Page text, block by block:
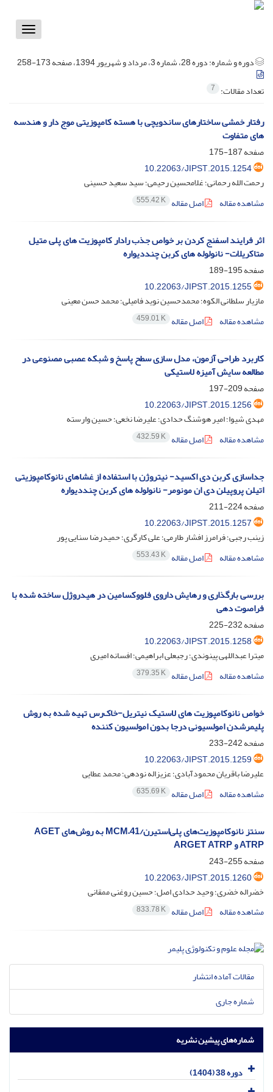
Toggle
دوره و شماره:دوره 28، شماره 3، مرداد و شهریور 1394، صفحه 173-258
تعداد مقالات: 7
رفتار خمشی ساختارهای ساندویچی با هسته کامپوزیتی موج دار و هندسه
های متفاوت
صفحه187-175
10.22063/JIPST.2015.1254
رحمت الله رحمانی؛ غلامحسین رحیمی؛ سید سعید حسینی
مشاهده مقاله
اصل مقاله 555.42 K
اثر فرایند اسفنج کردن بر خواص جذب رادار کامپوزیت های پلی‏ متیل
متاکریلات- نانولوله های کربن چنددیواره
صفحه195-189
10.22063/JIPST.2015.1255
مازیار سلطانی الکوه؛ محمدحسین نوید فامیلی؛ محمد حسن معینی
مشاهده مقاله
اصل مقاله 459.01 K
کاربرد طراحی آزمون، مدل سازی سطح پاسخ و شبکه عصبی مصنوعی در
مطالعه سایش آمیزه لاستیکی
صفحه209-197
10.22063/JIPST.2015.1256
مهدی شیوا؛ امیر هوشنگ حدادی؛ علیرضا نخعی؛ حسین وارسته
مشاهده مقاله
اصل مقاله 432.59 K
جداسازی کربن دی اکسید- نیتروژن با استفاده از غشاهای نانوکامپوزیتی
اتیلن پروپیلن دی ان مونومر- نانولوله های کربن چنددیواره
صفحه224-211
10.22063/JIPST.2015.1257
زینب رجبی؛ فرامرز افشار طارمی؛ علی کارگری؛ حمیدرضا سنایی پور
مشاهده مقاله
اصل مقاله 553.43 K
بررسی بارگذاری و رهایش داروی فلووکسامین در هیدروژل ساخته شده با
فراصوت دهی
صفحه232-225
10.22063/JIPST.2015.1258
میترا عبداللهی پینوندی؛ رجبعلی ابراهیمی؛ افسانه امیری
مشاهده مقاله
اصل مقاله 379.35 K
خواص نانوکامپوزیت های لاستیک نیتریل-‌خاک‌رس تهیه شده به روش
پلیمرشدن امولسیونی درجا بدون امولسیون کننده
صفحه242-233
10.22063/JIPST.2015.1259
علیرضا باقریان محمودآبادی؛ عزیزاله نودهی؛ محمد عطایی
مشاهده مقاله
اصل مقاله 635.69 K
سنتز نانوکامپوزیت‌های پلی‌استیرن/‌MCM–41 به روش‌های AGET
ATRP و ARGET ATRP
صفحه255-243
10.22063/JIPST.2015.1260
خضراله خضری؛ وحید حدادی اصل؛ حسین روغنی ممقانی
مشاهده مقاله
اصل مقاله 833.78 K
مقالات آماده انتشار
شماره جاری
شماره‌های پیشین نشریه
دوره 38 (1404)